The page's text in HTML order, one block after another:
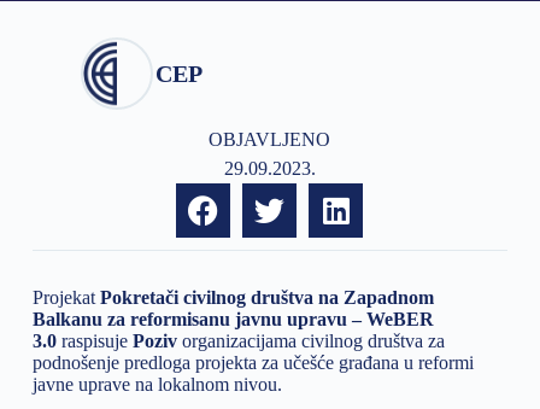
CEP
OBJAVLJENO
29.09.2023.
Projekat Pokretači civilnog društva na Zapadnom
Balkanu za reformisanu javnu upravu – WeBER
3.0 raspisuje Pozivorganizacijama civilnog društva za
podnošenje predloga projekta za učešće građana u reformi
javne uprave na lokalnom nivou.